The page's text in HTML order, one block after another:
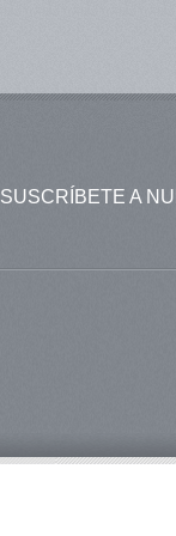
SUSCRÍBETE A